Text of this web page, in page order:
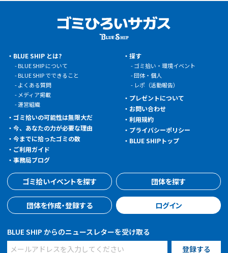
BLUE SHIP とは?
BLUE SHIP について
BLUE SHIP でできること
よくある質問
メディア掲載
運営組織
ゴミ拾いの可能性は無限大だ
今、あなたの力が必要な理由
今までに拾ったゴミの数
ご利用ガイド
事務局ブログ
探す
ゴミ拾い・環境イベント
団体・個人
レポ（活動報告）
プレゼントについて
お問い合わせ
利用規約
プライバシーポリシー
BLUE SHIPトップ
ゴミ拾いイベントを探す 団体を探す
団体を作成・登録する ログイン
BLUE SHIP からのニュースレターを受け取る